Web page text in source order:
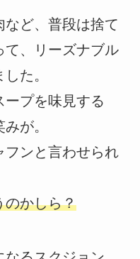
ど、普段は捨て
て、リーズナブル
た。
ープを味見する
が。
フンと言わせられ
のかしら？